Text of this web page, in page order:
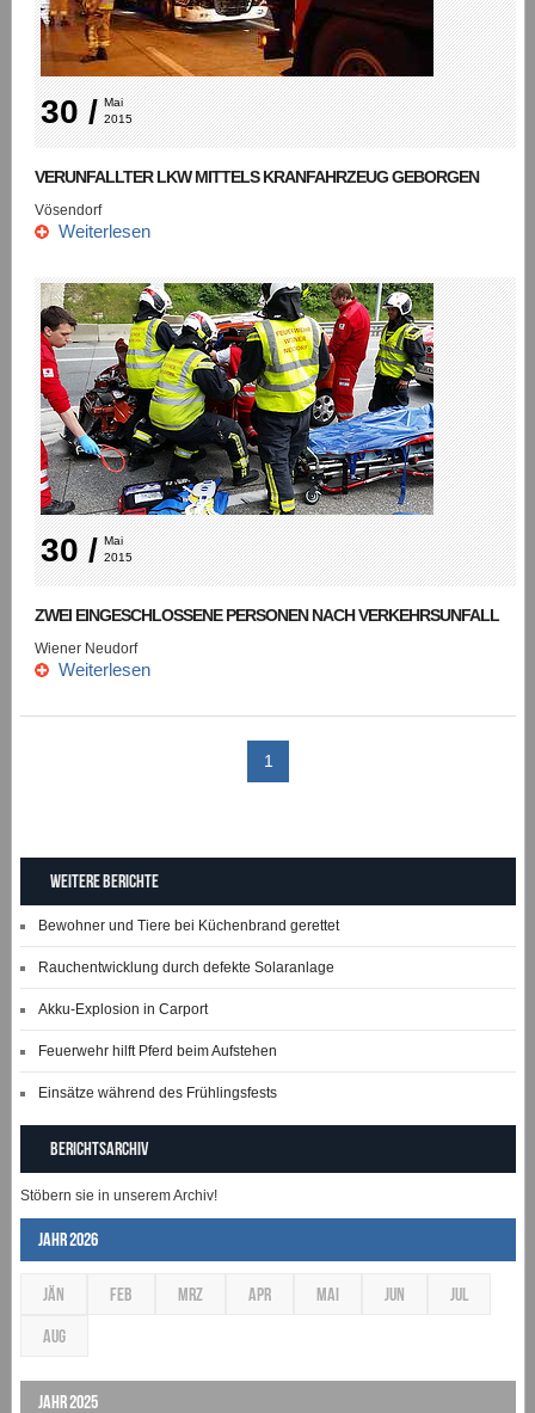
30 / Mai
2015
VERUNFALLTER LKW MITTELS KRANFAHRZEUG GEBORGEN
Vösendorf
Weiterlesen
30 / Mai
2015
ZWEI EINGESCHLOSSENE PERSONEN NACH VERKEHRSUNFALL
Wiener Neudorf
Weiterlesen
1
Weitere Berichte
Bewohner und Tiere bei Küchenbrand gerettet
Rauchentwicklung durch defekte Solaranlage
Akku-Explosion in Carport
Feuerwehr hilft Pferd beim Aufstehen
Einsätze während des Frühlingsfests
Berichtsarchiv
Stöbern sie in unserem Archiv!
Jahr 2026
JÄN FEB MRZ APR MAI JUN JUL
AUG
Jahr 2025